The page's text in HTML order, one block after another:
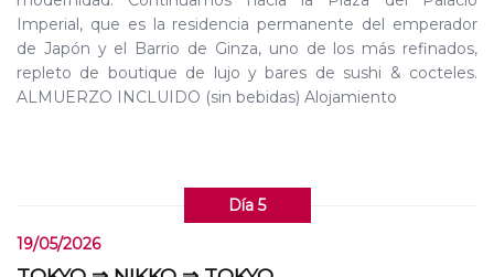
Imperial, que es la residencia permanente del emperador
de Japón y el Barrio de Ginza, uno de los más refinados,
repleto de boutique de lujo y bares de sushi & cocteles.
ALMUERZO INCLUIDO (sin bebidas) Alojamiento
Día 5
19/05/2026